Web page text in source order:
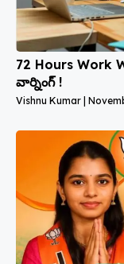
72 Hours Work
వార్నింగ్ !
Vishnu Kumar